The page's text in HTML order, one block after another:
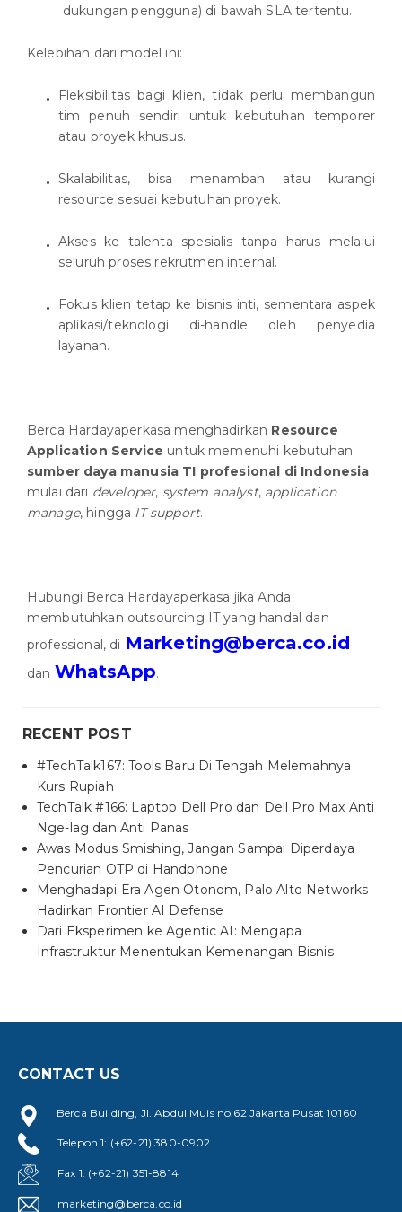
dukungan pengguna) di bawah SLA tertentu.
Kelebihan dari model ini:
Fleksibilitas bagi klien, tidak perlu membangun
tim penuh sendiri untuk kebutuhan temporer
atau proyek khusus.
Skalabilitas, bisa menambah atau kurangi
resource sesuai kebutuhan proyek.
Akses ke talenta spesialis tanpa harus melalui
seluruh proses rekrutmen internal.
Fokus klien tetap ke bisnis inti, sementara aspek
aplikasi/teknologi di-handle oleh penyedia
layanan.
Berca Hardayaperkasa menghadirkan Resource
Application Service untuk memenuhi kebutuhan
sumber daya manusia TI profesional di Indonesia
mulai dari developer, system analyst, application
manage, hingga IT support.
Hubungi Berca Hardayaperkasa jika Anda
membutuhkan outsourcing IT yang handal dan
professional, di Marketing@berca.co.id
dan WhatsApp.
RECENT POST
#TechTalk167: Tools Baru Di Tengah Melemahnya
Kurs Rupiah
TechTalk #166: Laptop Dell Pro dan Dell Pro Max Anti
Nge-lag dan Anti Panas
Awas Modus Smishing, Jangan Sampai Diperdaya
Pencurian OTP di Handphone
Menghadapi Era Agen Otonom, Palo Alto Networks
Hadirkan Frontier AI Defense
Dari Eksperimen ke Agentic AI: Mengapa
Infrastruktur Menentukan Kemenangan Bisnis
CONTACT US
Berca Building, Jl. Abdul Muis no.62 Jakarta Pusat 10160
Telepon 1: (+62-21) 380-0902
Fax 1: (+62-21) 351-8814
marketing@berca.co.id